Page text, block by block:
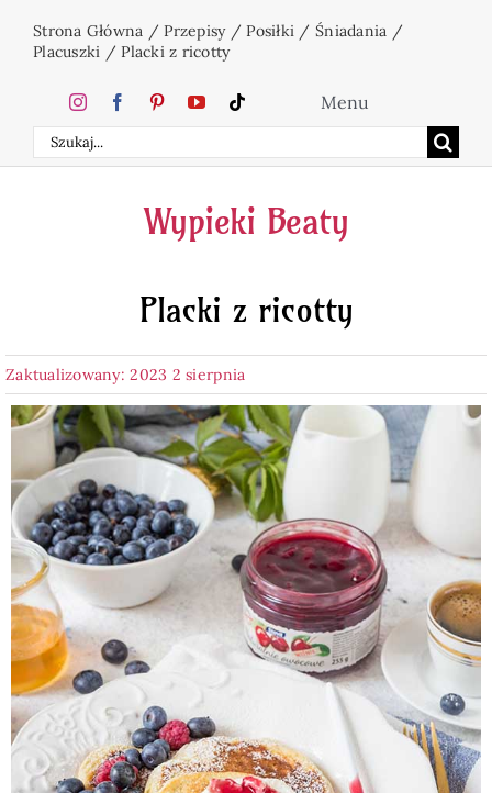
Strona Główna /Przepisy/Posiłki / Śniadania /
Placuszki /Placki z ricotty
Szukaj
Menu
Home
Ciasta
Desery
Pieczywo
Przetwory
Posiłki
Zdrowo i fit
Wypieki Beaty
Placki z ricotty
Zaktualizowany: 2023 2 sierpnia